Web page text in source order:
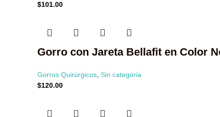
$101.00
Gorro con Jareta Bellafit en Color
Gorros Quirúrgicos, Sin categoria
$120.00